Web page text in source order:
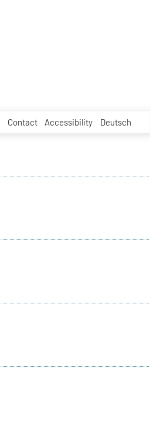
Contact Accessibility Deutsch